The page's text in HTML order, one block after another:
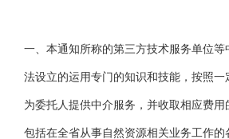
一、本通知所称的第三方技术服务单位等
法设立的运用专门的知识和技能，按照
为委托人提供中介服务，并收取相应费
包括在全省从事自然资源相关业务工作的